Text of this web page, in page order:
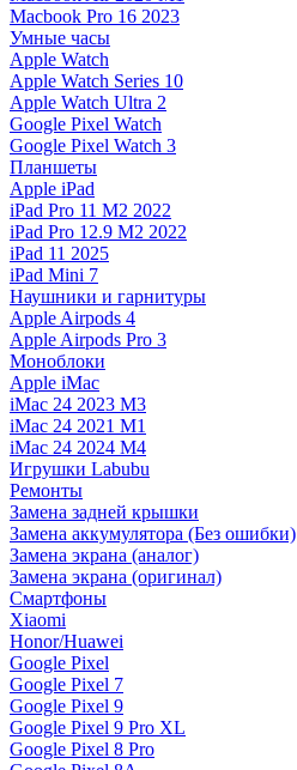
Macbook Pro 16 2023
Умные часы
Apple Watch
Apple Watch Series 10
Apple Watch Ultra 2
Google Pixel Watch
Google Pixel Watch 3
Планшеты
Apple iPad
iPad Pro 11 M2 2022
iPad Pro 12.9 M2 2022
iPad 11 2025
iPad Mini 7
Наушники и гарнитуры
Apple Airpods 4
Apple Airpods Pro 3
Моноблоки
Apple iMac
iMac 24 2023 M3
iMac 24 2021 M1
iMac 24 2024 M4
Игрушки Labubu
Ремонты
Замена задней крышки
Замена аккумулятора (Без ошибки)
Замена экрана (аналог)
Замена экрана (оригинал)
Смартфоны
Xiaomi
Honor/Huawei
Google Pixel
Google Pixel 7
Google Pixel 9
Google Pixel 9 Pro XL
Google Pixel 8 Pro